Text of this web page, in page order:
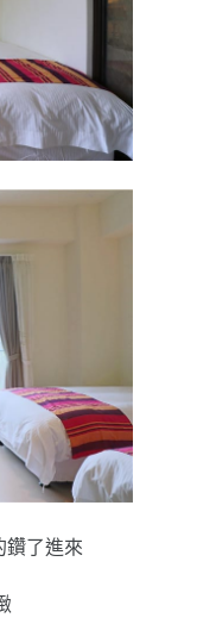
鑽了進來